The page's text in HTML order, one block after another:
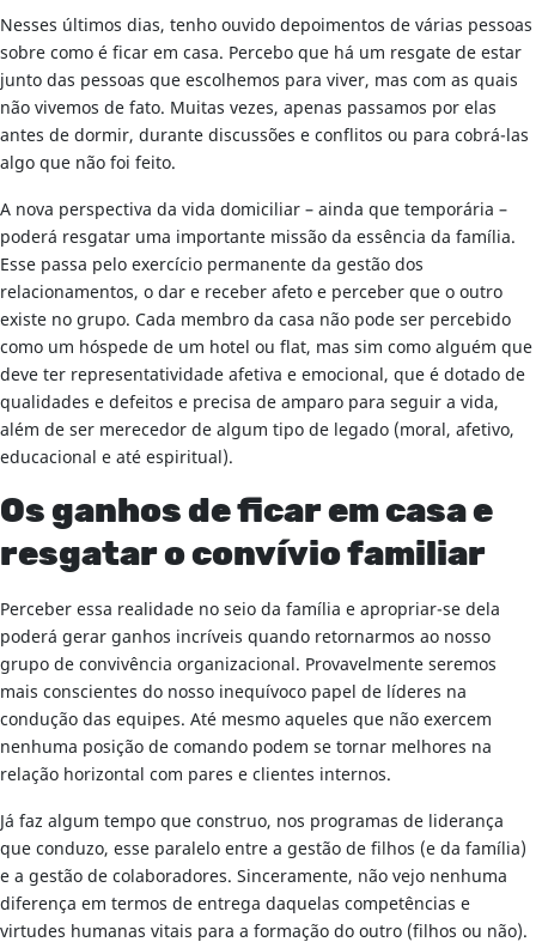
Nesses últimos dias, tenho ouvido depoimentos de várias pessoas
sobre como é ficar em casa. Percebo que há um resgate de estar
junto das pessoas que escolhemos para viver, mas com as quais
não vivemos de fato. Muitas vezes, apenas passamos por elas
antes de dormir, durante discussões e conflitos ou para cobrá-las
algo que não foi feito.
A nova perspectiva da vida domiciliar – ainda que temporária –
poderá resgatar uma importante missão da essência da família.
Esse passa pelo exercício permanente da gestão dos
relacionamentos, o dar e receber afeto e perceber que o outro
existe no grupo. Cada membro da casa não pode ser percebido
como um hóspede de um hotel ou flat, mas sim como alguém que
deve ter representatividade afetiva e emocional, que é dotado de
qualidades e defeitos e precisa de amparo para seguir a vida,
além de ser merecedor de algum tipo de legado (moral, afetivo,
educacional e até espiritual).
Os ganhos de ficar em casa e
resgatar o convívio familiar
Perceber essa realidade no seio da família e apropriar-se dela
poderá gerar ganhos incríveis quando retornarmos ao nosso
grupo de convivência organizacional. Provavelmente seremos
mais conscientes do nosso inequívoco papel de líderes na
condução das equipes. Até mesmo aqueles que não exercem
nenhuma posição de comando podem se tornar melhores na
relação horizontal com pares e clientes internos.
Já faz algum tempo que construo, nos programas de liderança
que conduzo, esse paralelo entre a gestão de filhos (e da família)
e a gestão de colaboradores. Sinceramente, não vejo nenhuma
diferença em termos de entrega daquelas competências e
virtudes humanas vitais para a formação do outro (filhos ou não).